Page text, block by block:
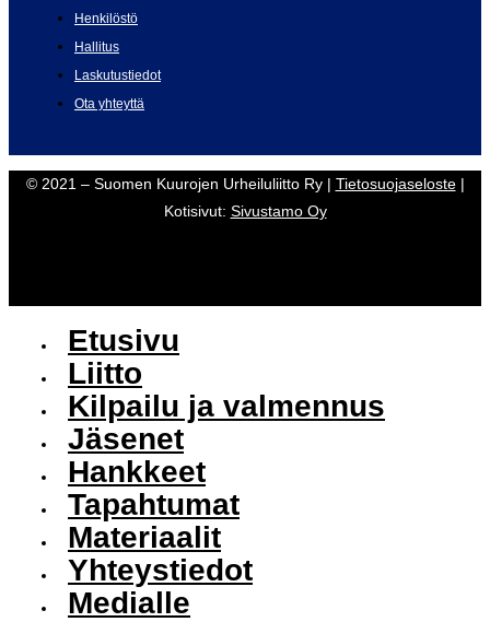
Henkilöstö
Hallitus
Laskutustiedot
Ota yhteyttä
© 2021 – Suomen Kuurojen Urheiluliitto Ry | Tietosuojaseloste|
Kotisivut: Sivustamo Oy
Etusivu
Liitto
Kilpailu ja valmennus
Jäsenet
Hankkeet
Tapahtumat
Materiaalit
Yhteystiedot
Medialle